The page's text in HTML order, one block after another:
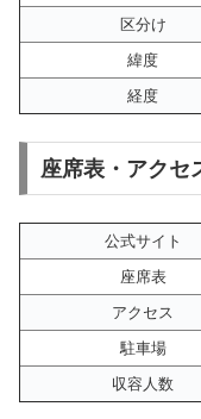
区分け
緯度
経度
座席表・アクセ
公式サイト
座席表
アクセス
駐車場
収容人数